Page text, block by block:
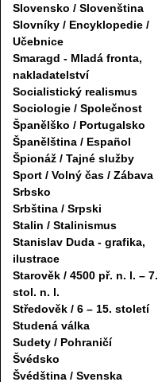
Slovensko / Slovenština
Slovníky / Encyklopedie /
Učebnice
Smaragd - Mladá fronta,
nakladatelství
Socialistický realismus
Sociologie / Společnost
Španělško / Portugalsko
Španělština / Español
Špionáž / Tajné služby
Sport / Volný čas / Zábava
Srbsko
Srbština / Srpski
Stalin / Stalinismus
Stanislav Duda - grafika,
ilustrace
Starověk / 4500 př. n. l. – 7.
stol. n. l.
Středověk / 6 – 15. století
Studená válka
Sudety / Pohraničí
Švédsko
Švédština / Svenska